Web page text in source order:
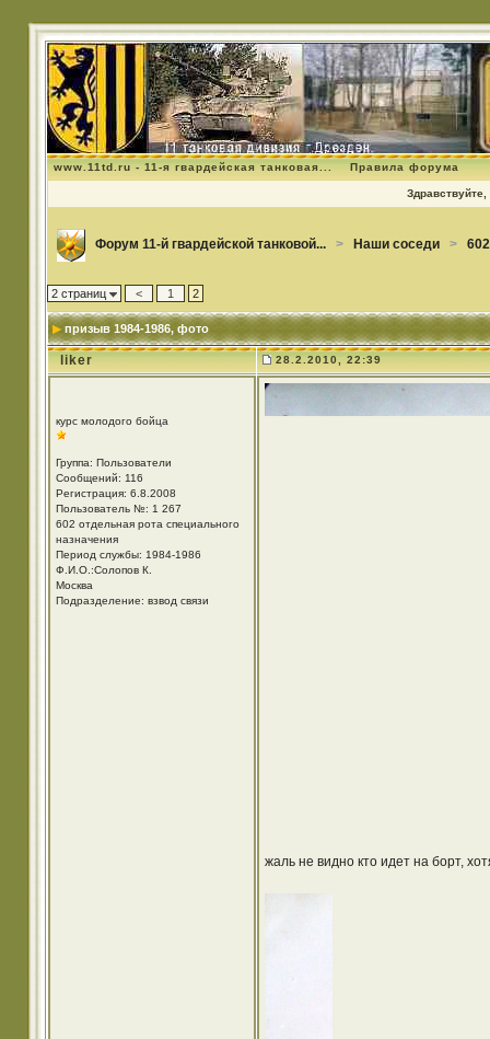
www.11td.ru - 11-я гвардейская танковая... Правила форума
Здравствуйте,
Форум 11-й гвардейской танковой... > Наши соседи >
2 страниц < 1 2
призыв 1984-1986, фото
liker 28.2.2010, 22:39
курс молодого бойца
Группа: Пользователи
Сообщений: 116
Регистрация: 6.8.2008
Пользователь №: 1 267
602 отдельная рота специального
назначения
Период службы: 1984-1986
Ф.И.О.:Солопов К.
Москва
Подразделение: взвод связи
жаль не видно кто идет на борт,